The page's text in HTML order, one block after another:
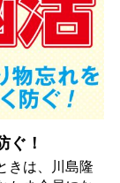
ぐ！
きは、川島隆